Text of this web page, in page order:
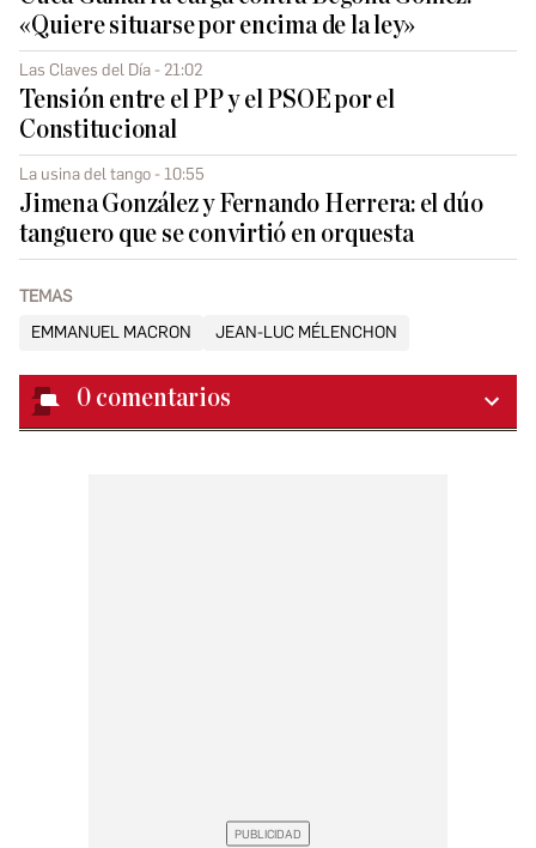
«Quiere situarse por encima de la ley»
Las Claves del Día - 21:02
Tensión entre el PP y el PSOE por el
Constitucional
La usina del tango - 10:55
Jimena González y Fernando Herrera: el dúo
tanguero que se convirtió en orquesta
TEMAS
EMMANUEL MACRON
JEAN-LUC MÉLENCHON
0 comentarios